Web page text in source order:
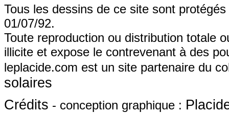
Tous les dessins de ce site sont
01/07/92.
Toute reproduction ou distribution totale
illicite et expose le contrevenant à des
leplacide.com est un site partenaire du
solaires
Crédits - conception graphique :